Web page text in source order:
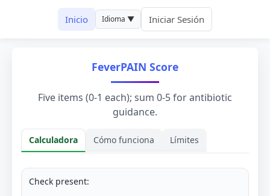
Inicio Idioma ▼ Iniciar Sesión
FeverPAIN Score
Five items (0-1 each); sum 0-5 for antibiotic
guidance.
Calculadora Cómo funciona Límites
Check present: